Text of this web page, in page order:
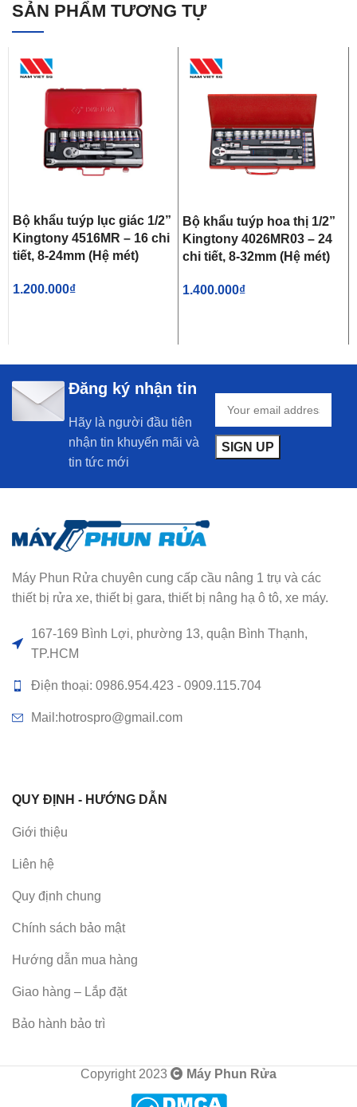
SẢN PHẨM TƯƠNG TỰ
Bộ khẩu tuýp lục giác 1/2”
Kingtony 4516MR – 16 chi
tiết, 8-24mm (Hệ mét)
1.200.000₫
Bộ khẩu tuýp hoa thị 1/2”
Kingtony 4026MR03 – 24
chi tiết, 8-32mm (Hệ mét)
1.400.000₫
Đăng ký nhận tin
Hãy là người đầu tiên
nhận tin khuyến mãi và
tin tức mới
Máy Phun Rửa chuyên cung cấp cầu nâng 1 trụ và các
thiết bị rửa xe, thiết bị gara, thiết bị nâng hạ ô tô, xe máy.
167-169 Bình Lợi, phường 13, quận Bình Thạnh,
TP.HCM
Điện thoại: 0986.954.423 - 0909.115.704
Mail:hotrospro@gmail.com
QUY ĐỊNH - HƯỚNG DẪN
Giới thiệu
Liên hệ
Quy định chung
Chính sách bảo mật
Hướng dẫn mua hàng
Giao hàng – Lắp đặt
Bảo hành bảo trì
Copyright 2023 Máy Phun Rửa